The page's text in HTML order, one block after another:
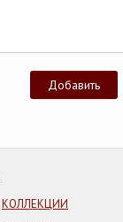
КОЛЛЕКЦИИ